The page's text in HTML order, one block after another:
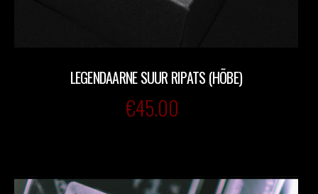
LEGENDAARNE SUUR RIPATS (HÕBE)
€45.00